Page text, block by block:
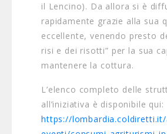
il Lencino). Da allora si è
rapidamente grazie alla sua
eccellente, venendo presto
risi e dei risotti” per la sua
mantenere la cottura.
L’elenco completo delle
all’iniziativa è disponibile qui:
https://